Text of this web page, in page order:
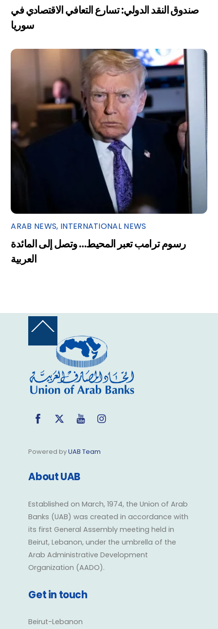
صندوق النقد الدولي: تسارع التعافي الاقتصادي في
سوريا
ARAB NEWS, INTERNATIONAL NEWS
رسوم ترامب تعبر المحيط… وتصل إلى المائدة
العربية
Back
Top
Facebook
Twitter YouTube
Powered byUAB Team
About UAB
Established on March, 1974, the Union of Arab
Banks (UAB) was created in accordance with
its first General Assembly meeting held in
Beirut, Lebanon, under the umbrella of the
Arab Administrative Development
Organization (AADO).
Get in touch
Beirut-Lebanon